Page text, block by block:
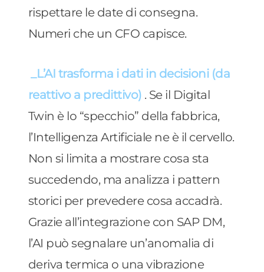
rispettare le date di consegna.
Numeri che un CFO capisce.
_L’AI trasforma i dati in decisioni (da
reattivo a predittivo) . Se il Digital
Twin è lo “specchio” della fabbrica,
l’Intelligenza Artificiale ne è il cervello.
Non si limita a mostrare cosa sta
succedendo, ma analizza i pattern
storici per prevedere cosa accadrà.
Grazie all’integrazione con SAP DM,
l’AI può segnalare un’anomalia di
deriva termica o una vibrazione